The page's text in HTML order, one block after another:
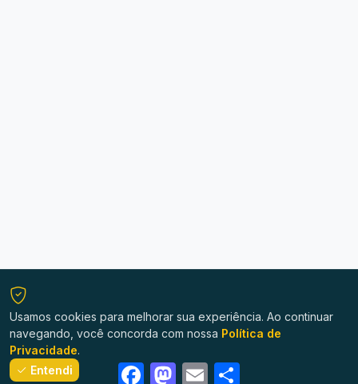
Usamos cookies para melhorar sua experiência. Ao continuar
navegando, você concorda com nossa Política de
Privacidade.
Entendi
FacebookMastodon
Email